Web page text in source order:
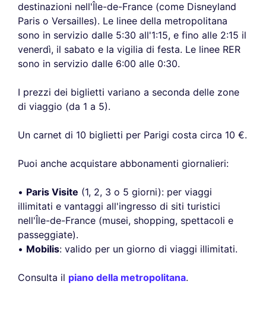
destinazioni nell'Île-de-France (come Disneyland
Paris o Versailles). Le linee della metropolitana
sono in servizio dalle 5:30 all'1:15, e fino alle 2:15 il
venerdì, il sabato e la vigilia di festa. Le linee RER
sono in servizio dalle 6:00 alle 0:30.
I prezzi dei biglietti variano a seconda delle zone
di viaggio (da 1 a 5).
Un carnet di 10 biglietti per Parigi costa circa 10 €.
Puoi anche acquistare abbonamenti giornalieri:
• Paris Visite (1, 2, 3 o 5 giorni): per viaggi
illimitati e vantaggi all'ingresso di siti turistici
nell'Île-de-France (musei, shopping, spettacoli e
passeggiate).
• Mobilis: valido per un giorno di viaggi illimitati.
Consulta il piano della metropolitana.